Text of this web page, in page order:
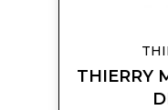
THIERRY